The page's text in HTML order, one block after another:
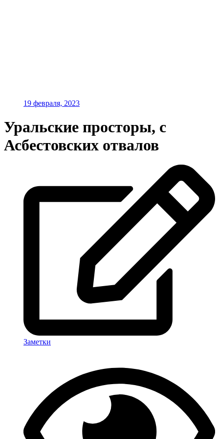
19 февраля, 2023
Уральские просторы, с
Асбестовских отвалов
Заметки